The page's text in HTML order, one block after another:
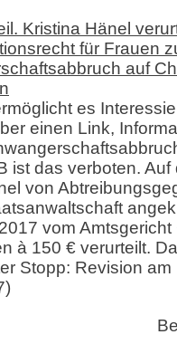
Kristina Hänel
für Frauen
auf
es
einen Link,
ist das verboten.
von
vom
à 150 € verurteilt.
Stopp: Revision